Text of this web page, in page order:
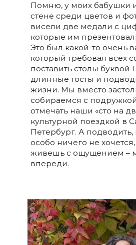
Помню, у моих бабушки
стене среди цветов и
висели две медали с
которые им
Это был какой-то очень
который требовал всех
поставить столы буквой
длинные тосты и
жизни. Мы вместо
собираемся с
отмечать наши «сто на
культурной поездкой в
Петербург. А подводить,
особо ничего не
живешь с ощущением –
впереди.